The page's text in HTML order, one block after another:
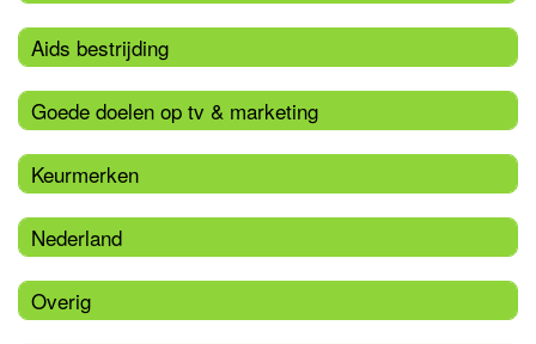
Aids bestrijding
Goede doelen op tv & marketing
Keurmerken
Nederland
Overig